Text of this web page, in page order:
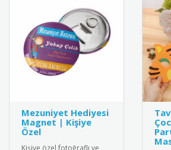
Mezuniyet Hediyesi
Magnet | Kişiye
Özel
Kişiye özel fotoğraflı ve